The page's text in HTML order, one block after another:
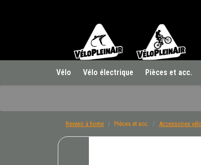
Vélo Vélo électrique Pièces et acc.
Revenir à home Pièces et acc. Accessoires vélo